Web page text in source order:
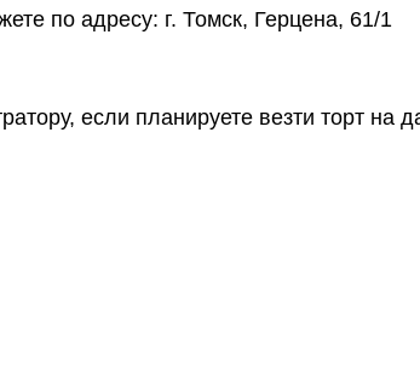
по адресу: г. Томск, Герцена, 61/1
если планируете везти торт на